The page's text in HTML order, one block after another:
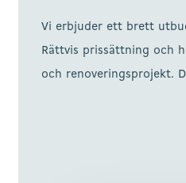
Vi erbjuder ett brett
Rättvis prissättning och
och renoveringsprojekt.